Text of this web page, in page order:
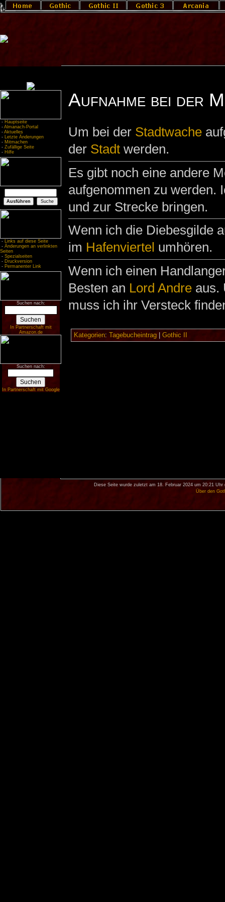
- Hauptseite
- Almanach-Portal
- Aktuelles
- Letzte Änderungen
- Mitmachen
- Zufällige Seite
- Hilfe
- Links auf diese Seite
- Änderungen an verlinkten
Seiten
- Spezialseiten
- Druckversion
- Permanenter Link
Suchen nach:
In Partnerschaft mit
Amazon.de
Suchen nach:
In Partnerschaft mit Google
Aufnahme bei der
Um bei der Stadtwache
der Stadtwerden.
Es gibt noch eine andere
aufgenommen zu werden.
und zur Strecke bringen.
Wenn ich die Diebesgilde
im Hafenviertel umhören.
Wenn ich einen
Besten an Lord Andreaus.
muss ich ihr Versteck
Kategorien: Tagebucheintrag| Gothic II
Diese Seite wurde zuletzt am 18. Februar 2024 um 20:21 Uhr
Über den